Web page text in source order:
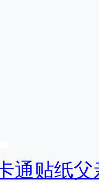
通贴纸